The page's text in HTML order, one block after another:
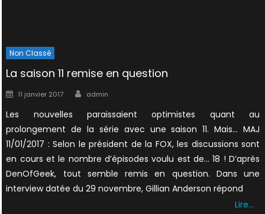
Non Classé
La saison 11 remise en question
Posted
11 janvier 2017 Author
admin
Les nouvelles paraissaient optimistes quant au
prolongement de la série avec une saison 11. Mais… MAJ
11/01/2017 : Selon le président de la FOX, les discussions sont
en cours et le nombre d’épisodes voulu est de… 18 ! D’après
DenOfGeek, tout semble remis en question. Dans une
interview datée du 29 novembre, Gillian Anderson répond
Lire…